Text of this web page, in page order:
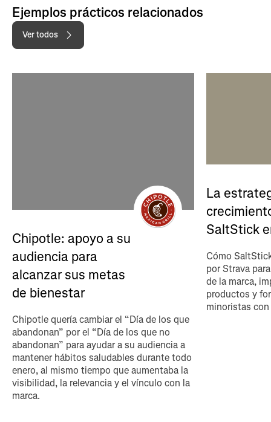
Ejemplos prácticos relacionados
Ver todos
Chipotle: apoyo a su
audiencia para
alcanzar sus metas
de bienestar
Chipotle quería cambiar el “Día de los que
abandonan” por el “Día de los que no
abandonan” para ayudar a su audiencia a
mantener hábitos saludables durante todo
enero, al mismo tiempo que aumentaba la
visibilidad, la relevancia y el vínculo con la
marca.
La
SaltStick
Cómo
por Strava
de la marca,
productos y
minoristas